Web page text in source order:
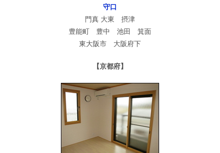
守口
門真 大東 摂津
豊能町 豊中 池田 箕面
東大阪市 大阪府下
【京都府】